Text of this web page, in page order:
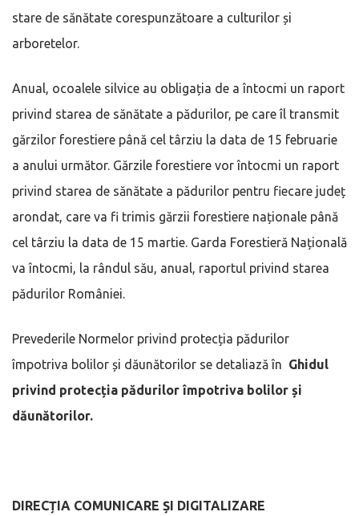
stare de sănătate corespunzătoare a culturilor și
arboretelor.
Anual, ocoalele silvice au obligația de a întocmi un raport
privind starea de sănătate a pădurilor, pe care îl transmit
gărzilor forestiere până cel târziu la data de 15 februarie
a anului următor. Gărzile forestiere vor întocmi un raport
privind starea de sănătate a pădurilor pentru fiecare județ
arondat, care va fi trimis gărzii forestiere naționale până
cel târziu la data de 15 martie. Garda Forestieră Națională
va întocmi, la rândul său, anual, raportul privind starea
pădurilor României.
Prevederile Normelor privind protecția pădurilor
împotriva bolilor și dăunătorilor se detaliază în Ghidul
privind protecția pădurilor împotriva bolilor și
dăunătorilor.
DIRECȚIA COMUNICARE ȘI DIGITALIZARE